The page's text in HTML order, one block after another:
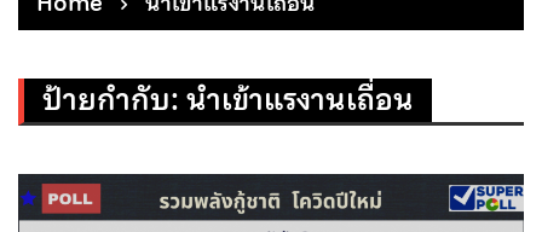
ป้ายกำกับ:นำเข้าแรงานเถื่อน